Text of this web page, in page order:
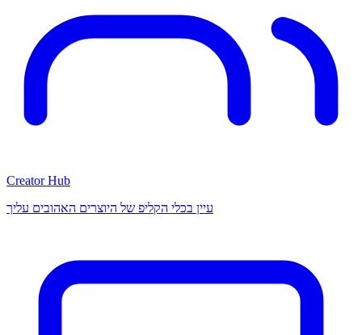
Creator Hub
עיין בכלי הקליפ של היוצרים האהובים עליך